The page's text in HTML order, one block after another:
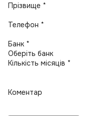
Прізвище *
Телефон *
Банк *
Кількість місяців *
Коментар